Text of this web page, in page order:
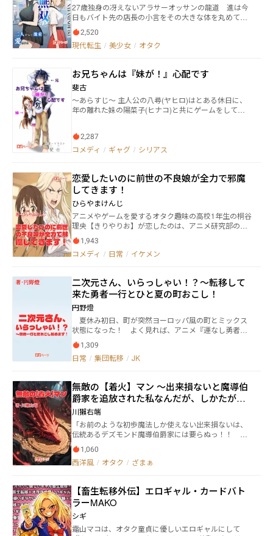
27歳独身の冴えないアラサーオッサンの龍道 進は今
日もバイト先の店長の小言をその大きな体を丸めて聞
いていた。 「龍道君・・・君、困るよ・・・うちの店
で一番長いのに、君が一番棚入れ替え遅いんじゃ、後
輩の子に示し付かないよ」 「はぃ・・・申訳ありませ
年のオジサンに、これまたパーマの掛かった髪が野暮
ったく伸び、目元も隠れ無精髭が不潔な印象の２０代
後半のオジサンが、無駄に大きな体を丸め小さくなっ
て怒られている姿を見て、クスクス笑う声 金髪ショー
トで少しツリ気味の大きな瞳のスレンダーな美少女
およそ高校生とは思えないバストの持ち主 蜂須賀
雫 バイトの後輩でコンビニの近くにある聖堂女学園に
通う女子高生 「なぁなにジロジロみてんだぁ？おっさ
しかして、オジサン、ウチ等みて興奮して身体の一部
が反応したから、カウンターから出られないとか
ぁ？」 そしてバイトのシフトが被るとこうして俺を馬
鹿にしてくる・・・何も言い返せないのが２７歳童貞
の悲しさ しかしそんな俺には15年間毎日何時間も続け
てる事がある 【ドラゴンロード】15年前のレトロなR
PG、無名のこのゲームをただひたすらすら初期の村で
ストーリーを進める事も無くスライムだけを狩り続け
本日ついに最後の隠し職業ドラゴンロードをレベル９
９９にすることが出来た 次のレベル上限解放か？新し
エに話をすると・・・真実の玉というアイテムが与え
られただけで、レベルの上限解放も隠し職業も無くこ
れが最終到達点らしい、すすむは言いしれない喪失感
の中15年目にして初めてストーリーを進める事を決意
する イベントの中でヒロインを設定する画面で進は
【さつき】【しずく】とバイトの後輩をイメージして
小ボスと戦うがレベル最強のすすむはあっさり敗れる
それだけでなくゲームもバグって進められない・・・
傷を負うと【真実の玉】が発動する 気が付くとそこ
は、そこは現実とよく似た平行世界だった
2,520
現代転生 / 美少女 / オタク
お兄ちゃんは『妹が！』心配です
斐古
〜あらすじ〜 主人公の八尋(ヤヒロ)はとある休日に、
年の離れた妹の陽菜子(ヒナコ)と共にゲームをしてい
ながらダラダラゴロゴロと過ごしていた。 そんな平穏
な時間を過ごしていたそんな時、謎の少女Ａが現れ
も、手足をねじ込まれ、押し売りセールスマンの如く
帰ってもらえない。 そして問答無用で渡された箱を恐
る恐る確認すると、一通の手紙と共にゲームソフト
が。 不審に思いながらも起動すると謎の魔法陣が現
れ、気づけば三人は見知らぬ世界の森の中に転移させ
られていて……。 異世界生活を続ける度に、八尋は変
な敵には目をつけられるし、変人にばかり好かれる。
さらには妹と、その取り巻く人々に振り回される
日々。 そんなお兄ちゃんは、妹への心配をどんどん募
ク兄妹と幼なじみ。そして異世界の住民である木の化
け物やお人好しな神官、それにツンデレ半魔など、見
た目も個性も様々な種族や住民たち！ どうにか元の世
界に帰る方法を探しながら、見え隠れする彼らの抱え
る問題や心の闇。降りかかるトラブルや困難を解決す
ると共に、少しずつ成長していく物語。 これはそんな
彼らの織り成す、ドタバタ異世界転移のシスコンファ
ンタジー！！ ……なのかもしれない。 お気軽にブック
マークや評価、レビューや感想等頂けると今後の励み
です。 よろしくお願いします。 ※こちらの作品は『カ
クヨム』様、『ノベルアップ＋』様、『テラーノベ
ル』様にも掲載しております。
2,287
コメディ / ギャグ / シリアス
恋愛したいのに前世の不良娘が全力で邪魔
してきます！
ひらやまけんじ
アニメやゲームを愛するオタク趣味の高校1年生の桐谷
理央【きりやりお】が恋したのは、アニメ研究部の爽
やかイケメン部長であり、頭脳明晰、スポーツ万能、
人望も厚い――まさに完璧男子な御影蓮【みかげれん】で
あった。 だが、理央には大きな秘密があった。 それ
ファイア】伝説の総長であり、理央の前世でもある早
乙女花林【さおとめかりん】の人格が潜んでいること
だった！ 緊張や羞恥などで胸がドキッとした瞬間、花
林が表に出てしまい「告白」どころか「タイマン」に
なってしまうのが理央の最大の悩みだった。 一方、蓮
にも誰にも言えない秘密があった。実は女装が大好き
な“男の娘”であり、さらに「血羅堕威・瑠璃亜」を復
活させて、その総長に君臨したいという厨二病を通り
越して痛すぎる野望まで抱えていたのだ！ 前世の不良
の娘先輩。 三つ巴の〝こじらせ〟ドタバタラブコメ、
ここに開幕だァァァ！夜露死苦！！
1,943
コメディ / 日常 / イケメン
二次元さん、いらっしゃい！？〜転移して
来た勇者一行とひと夏の町おこし！
円野燈
夏休み初日、町が突然ヨーロッパ風の町とミックス
状態になった！ よく見れば、アニメ『運なし勇者』
に出てきた町そのもの！？ しかも住人だけでなく、
魔族討伐の旅の途中の勇者一行まで転移して来た！
二次元とミックスした町はまたたく間にSNSで話題に
ァンミーティングだ！？ 状況に慣れたと思ったら、
今度は『ライオン嬢』のキャラまで転移して来ちゃっ
て、テレビ局のロケ中に乱入！？ でも、なんだかん
だで和気藹々 盆踊り祭もファンサで大成功！ 町お
こしは平和に続いていく……はずだった。 謎の魔族
の子供と、突然現れた魔王城。そしてあの人が裏切
り！？ そのおかげで町は大ピンチに！ ところが、
ピンチはそれだけじゃなかった！ 大変な問題まで発
覚して、どうなる町おこし！？ ※サブジャンル【都市
たので仕方なく選択してます。本当は【田舎町を舞台
にした自称ご当地現代ファンタジー】です ※作品要素
に【集団転移】を選択してますが、実際は【異世界か
ら現実世界への逆転移】です ※方言をたまに使ってい
るので、後書きで補足してます ※小説家になろうにも
1,309
日常 / 集団転移 / JK
無敵の【着火】マン ～出来損ないと魔導伯
爵家を追放された私なんだが、しかたがな
いので唯一の攻撃魔法【着火】で迷宮都市
で成
川獺右端
「お前のような初歩魔法しか使えない出来損ないは、
伝統あるデズモンド魔導伯爵家には要らぬっ！！ こ
の家から出て行けっ！！」 攻撃魔法を一つも覚えてい
なかったマレンツは魔導伯爵家を追放されてしまう。
「父上、お考え直し下さい、私は魔法によって領内経
ると言いだすのだった。 「はっは、貴様のような出来
損ないはこの家から出て行け、デズモンド家の当主に
は、三属性に適正があり、四階層までの攻撃魔法が使
えるこの俺ビオランテこそふさわしいのだっ！」 全て
を失ったマレンツは伯爵家を出て平民として旅立つの
1,060
西洋風 / オタク / ざまぁ
【畜生転移外伝】エロギャル・カードバト
ラーMAKO
シギ
霜山マコは、オタク童貞に優しいエロギャルにして